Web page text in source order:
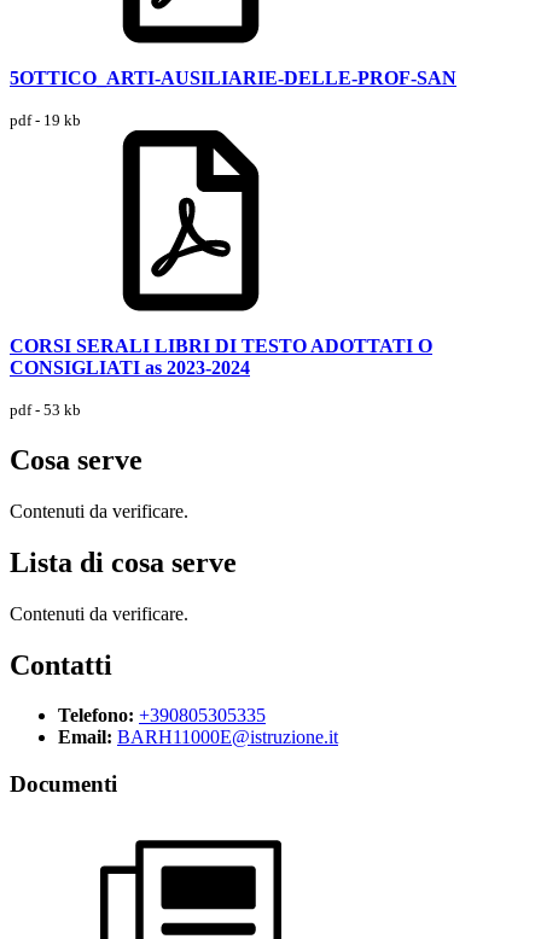
5OTTICO_ARTI-AUSILIARIE-DELLE-PROF-SAN
pdf - 19 kb
CORSI SERALI LIBRI DI TESTO ADOTTATI O
CONSIGLIATI as 2023-2024
pdf - 53 kb
Cosa serve
Contenuti da verificare.
Lista di cosa serve
Contenuti da verificare.
Contatti
Telefono: +390805305335
Email: BARH11000E@istruzione.it
Documenti